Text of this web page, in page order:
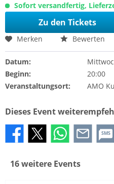
Sofort versandfertig,
Zu den Tickets
Merken Bewerten
Datum:
Beginn:
20:00
Veranstaltungsort:
AMO
Dieses Event
SMS
16 weitere Events